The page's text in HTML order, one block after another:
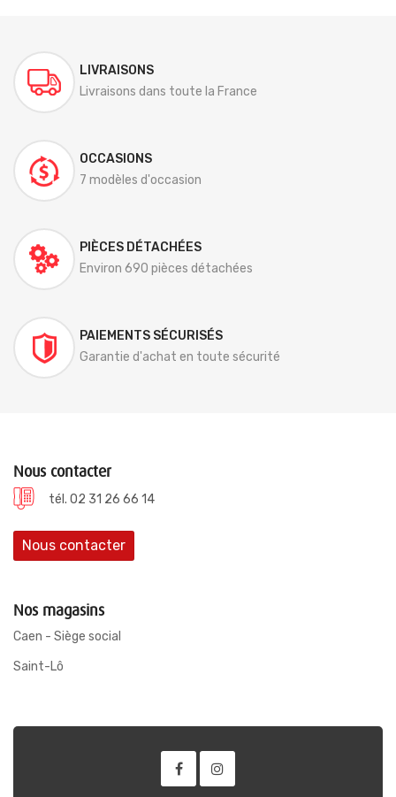
LIVRAISONS
Livraisons dans toute la France
OCCASIONS
7 modèles d'occasion
PIÈCES DÉTACHÉES
Environ 690 pièces détachées
PAIEMENTS SÉCURISÉS
Garantie d'achat en toute sécurité
Nous contacter
tél. 02 31 26 66 14
Nous contacter
Nos magasins
Caen - Siège social
Saint-Lô